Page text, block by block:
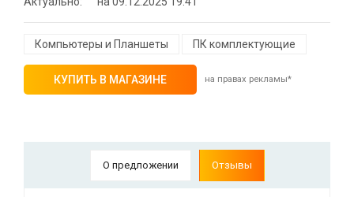
Компьютеры и Планшеты ПК комплектующие
КУПИТЬ В МАГАЗИНЕ на правах рекламы*
О предложении Отзывы
⚡ Скидка до 25% при оплате платежной
системой Пэй (макс. скидка 4320₽,